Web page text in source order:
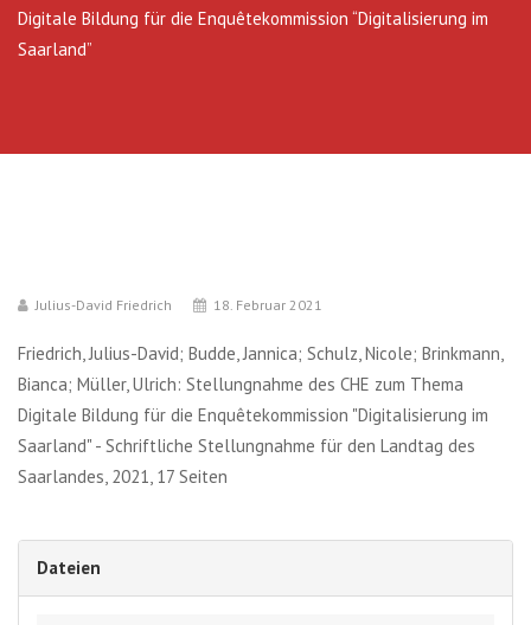
Digitale Bildung für die Enquêtekommission “Digitalisierung im
Saarland”
Julius-David Friedrich 18. Februar 2021
Friedrich, Julius-David; Budde, Jannica; Schulz, Nicole; Brinkmann,
Bianca; Müller, Ulrich: Stellungnahme des CHE zum Thema
Digitale Bildung für die Enquêtekommission "Digitalisierung im
Saarland" - Schriftliche Stellungnahme für den Landtag des
Saarlandes, 2021, 17 Seiten
Dateien